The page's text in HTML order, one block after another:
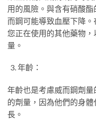
用的風險。與含有硝酸
而鋼可能導致血壓下降
您正在使用的其他藥物
量。
年齡：
年齡也是考慮威而鋼劑
的劑量，因為他們的身
長。